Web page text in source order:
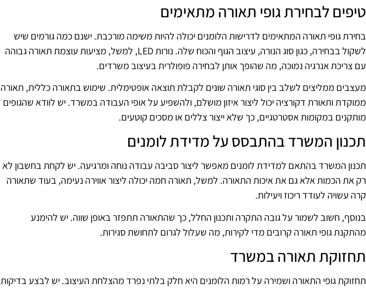
טיפים לבחירת גופי תאורה מתאימים
בחירת גופי תאורה המתאימים לדרישות הלומנים יכולה להיות משימה מורכבת. ישנם כמה גורמים שיש
לשקול בבחירה, כגון סוג הנורה, עיצוב הגוף והכוח שלה. נורות LED, למשל, מציעות עוצמת תאורה גבוהה
עם צריכת אנרגיה נמוכה, מה שהופך אותן לבחירה פופולרית בעיצוב משרדים.
מעצבים ממליצים לשלב בין סוגי תאורה שונים לקבלת תוצאה אופטימלית. שימוש בתאורה כללית, תאורה
ממוקדת ותאורת דקורציה יכול ליצור איזון מושלם, ולהשפיע על אופי העבודה במשרד. יש לוודא שהגופים
מותקנים במקומות אסטרטגיים, כך שלא ייצור צללים או מסכים קוטעים.
תכנון המשרד בהתבסס על מדידת לומנים
תכנון המשרד בהתאם למדידת לומנים מאפשר ליצור סביבה עבודה נוחה ומרגיעה. יש לקחת בחשבון לא
רק את הכמות אלא גם את איכות התאורה. למשל, תאורה חמה יכולה ליצור אווירה נעימה, בעוד שתאורה
קרה עשויה לעודד ריכוז ויעילות.
בנוסף, חשוב לשמור על גובה התקרה ותכנון החלל, כך שהתאורה תתפזר באופן שווה. יש להימנע
מהתקנת גופי תאורה קרובים מדי לקירות, מה שעלול לגרום לתחושת סגירות.
תחזוקת תאורה במשרד
תחזוקת גופי התאורה ושמירה על רמות הלומנים היא חלק בלתי נפרד מהצלחת העיצוב. יש לבצע בדיקות